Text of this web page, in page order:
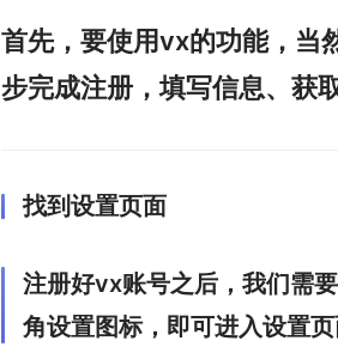
首先，要使用vx的功能，当
步完成注册，填写信息、获
找到设置页面
注册好vx账号之后，我们需
角设置图标，即可进入设置页